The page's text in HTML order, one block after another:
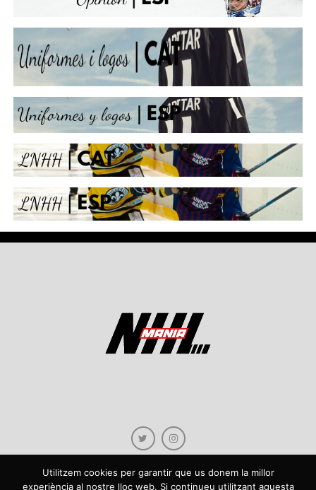
Utilitzem cookies per garantir que us donem la millor
experiència al nostre lloc web. Si continueu utilitzant aquesta